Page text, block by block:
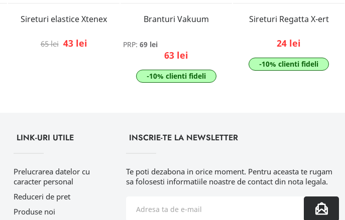
Sireturi elastice Xtenex
65 lei 43 lei
Branturi Vakuum
PRP: 69 lei
63 lei
-10% clienti fideli
Sireturi Regatta X-ert
24 lei
-10% clienti fideli
LINK-URI UTILE
Prelucrarea datelor cu
caracter personal
Reduceri de pret
Produse noi
INSCRIE-TE LA NEWSLETTER
Te poti dezabona in orice moment. Pentru aceasta te rugam
sa folosesti informatiile noastre de contact din nota legala.